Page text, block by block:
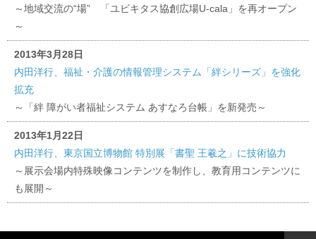
～地域交流の“場” 「ユビキタス協創広場U-cala」を再オープン
～
2013年3月28日
内田洋行、福祉・介護の情報管理システム「絆シリーズ」を強化
拡充
～「絆 障がい者福祉システム あすなろ台帳」を新発売～
2013年1月22日
内田洋行、東京国立博物館 特別展「書聖 王羲之」に技術協力
～展示会場内特殊映像コンテンツを制作し、教育用コンテンツに
も展開～